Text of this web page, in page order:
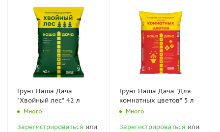
Грунт Наша Дача
"Хвойный лес" 42 л
Много
Зарегистрироваться или
Грунт Наша Дача "Для
комнатных цветов" 5 л
Много
Зарегистрироваться или